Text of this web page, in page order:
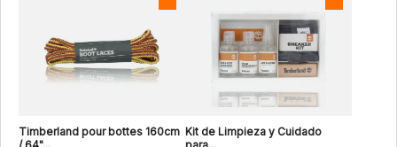
Timberland pour bottes 160cm Kit de Limpieza y Cuidado